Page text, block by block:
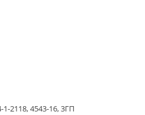
1-2118, 4543-16, 3ГП